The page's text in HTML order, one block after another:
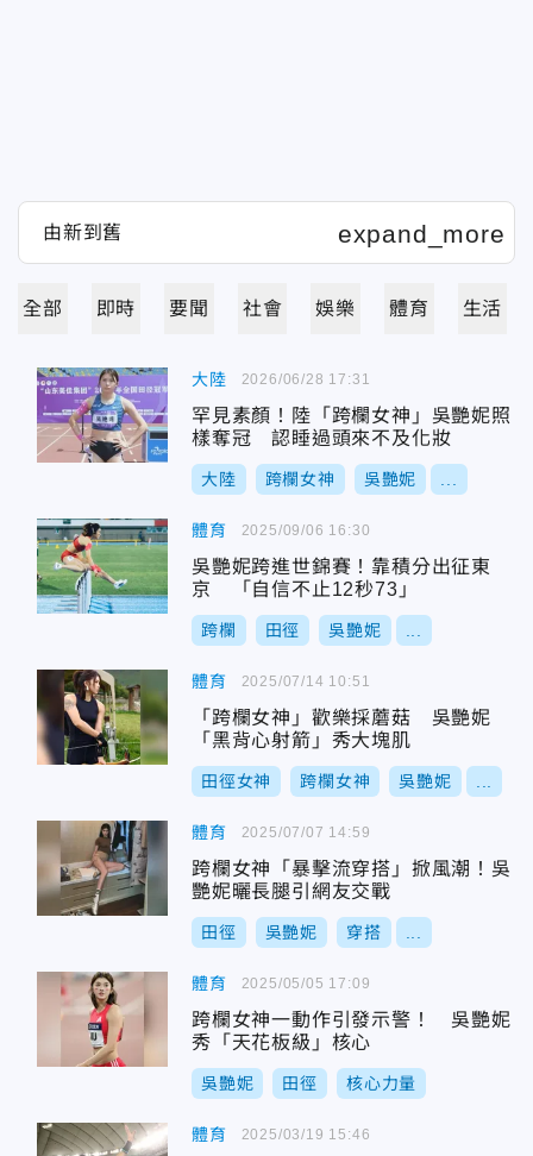
全部 即時 要聞 社會 娛樂 體育 生活
大陸
罕見素顏！陸「跨欄女神」吳艷妮照
樣奪冠 認睡過頭來不及化妝
大陸 跨欄女神 吳艷妮
2026/06/28 17:31
體育
吳艷妮跨進世錦賽！靠積分出征東
京 「自信不止12秒73」
跨欄 田徑 吳艷妮
2025/09/06 16:30
體育
「跨欄女神」歡樂採蘑菇 吳艷妮
「黑背心射箭」秀大塊肌
田徑女神 跨欄女神 吳艷妮
2025/07/14 10:51
體育
跨欄女神「暴擊流穿搭」掀風潮！吳
艷妮曬長腿引網友交戰
田徑 吳艷妮 穿搭
2025/07/07 14:59
體育
跨欄女神一動作引發示警！ 吳艷妮
秀「天花板級」核心
吳艷妮 田徑 核心力量
2025/05/05 17:09
體育 2025/03/19 15:46